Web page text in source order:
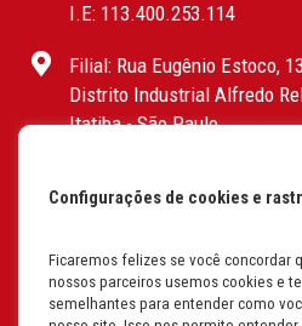
I.E: 113.400.253.114
Filial: Rua Eugênio Estoco,
Distrito Industrial Alfredo
Itatiba - São Paulo
I.E: 382.096.357.1147
Filial: Av. Odila Chaves
1277
Configurações de cookies e
Ficaremos felizes se você concordar
nossos parceiros usemos cookies e
semelhantes para entender como